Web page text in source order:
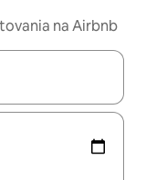
na Airbnb
si ich prechádzať